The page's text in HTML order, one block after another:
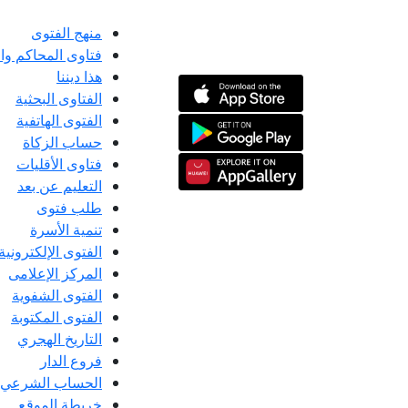
منهج الفتوى
فتاوى المحاكم
هذا ديننا
الفتاوى البحثية
الفتوى الهاتفية
حساب الزكاة
فتاوى الأقليات
التعليم عن بعد
طلب فتوى
تنمية الأسرة
الفتوى الإلكترونية
المركز الإعلامى
الفتوى الشفوية
الفتوى المكتوبة
التاريخ الهجري
فروع الدار
الحساب الشرعي